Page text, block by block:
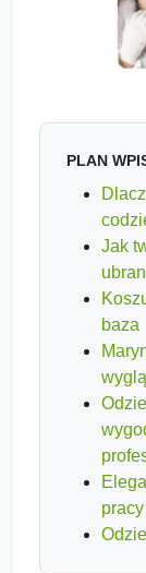
PLAN
Jak
baza
pracy